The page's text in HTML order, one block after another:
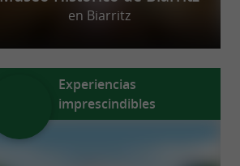
en Biarritz
Experiencias
imprescindibles